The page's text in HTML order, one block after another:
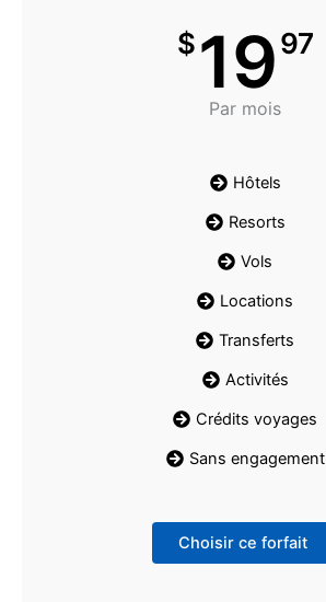
$1997
Par mois
Hôtels
Resorts
Vols
Locations
Transferts
Activités
Crédits voyages
Sans engagement
Choisir ce forfait